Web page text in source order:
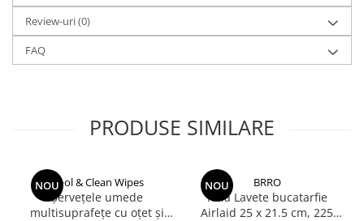
Review-uri(0)
FAQ
PRODUSE SIMILARE
NOUCool & Clean Wipes
Șervețele umede
multisuprafețe cu oțet și
NOU BRRO
Rola Lavete bucatarfie
Airlaid 25 x 21.5 cm, 225